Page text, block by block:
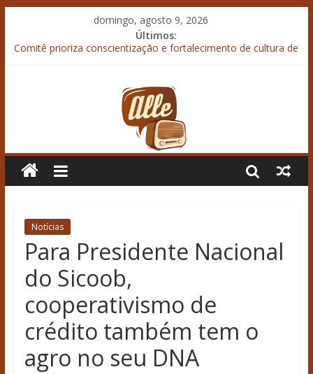
domingo, agosto 9, 2026
Últimos:
Comitê prioriza conscientização e fortalecimento de cultura de
em meio ao endividamento
“SIAVS 2026” termina com recorde de público
Boletim da Coordenação de Relações Institucionais do
Armazenamento bem planejado garante resultado no campo
Notícias
Para Presidente Nacional
do Sicoob,
cooperativismo de
crédito também tem o
agro no seu DNA